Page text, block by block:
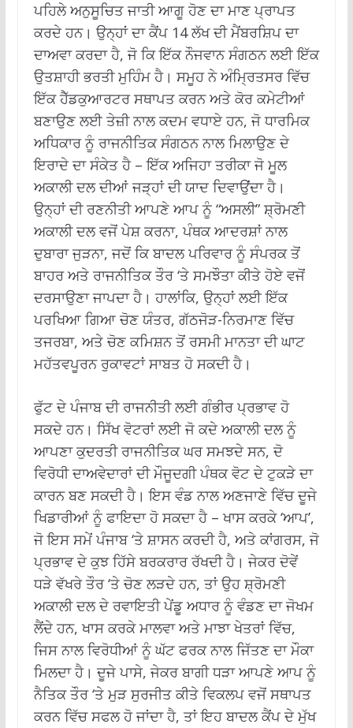
ਪਹਿਲੇ ਅਨੁਸੂਚਿਤ ਜਾਤੀ ਆਗੂ ਹੋਣ ਦਾ ਮਾਣ ਪ੍ਰਾਪਤ
ਕਰਦੇ ਹਨ। ਉਨ੍ਹਾਂ ਦਾ ਕੈਂਪ 14 ਲੱਖ ਦੀ ਮੈਂਬਰਸ਼ਿਪ ਦਾ
ਦਾਅਵਾ ਕਰਦਾ ਹੈ, ਜੋ ਕਿ ਇੱਕ ਨੌਜਵਾਨ ਸੰਗਠਨ ਲਈ ਇੱਕ
ਉਤਸ਼ਾਹੀ ਭਰਤੀ ਮੁਹਿੰਮ ਹੈ। ਸਮੂਹ ਨੇ ਅੰਮ੍ਰਿਤਸਰ ਵਿੱਚ
ਇੱਕ ਹੈੱਡਕੁਆਰਟਰ ਸਥਾਪਤ ਕਰਨ ਅਤੇ ਕੋਰ ਕਮੇਟੀਆਂ
ਬਣਾਉਣ ਲਈ ਤੇਜ਼ੀ ਨਾਲ ਕਦਮ ਵਧਾਏ ਹਨ, ਜੋ ਧਾਰਮਿਕ
ਅਧਿਕਾਰ ਨੂੰ ਰਾਜਨੀਤਿਕ ਸੰਗਠਨ ਨਾਲ ਮਿਲਾਉਣ ਦੇ
ਇਰਾਦੇ ਦਾ ਸੰਕੇਤ ਹੈ – ਇੱਕ ਅਜਿਹਾ ਤਰੀਕਾ ਜੋ ਮੂਲ
ਅਕਾਲੀ ਦਲ ਦੀਆਂ ਜੜ੍ਹਾਂ ਦੀ ਯਾਦ ਦਿਵਾਉਂਦਾ ਹੈ।
ਉਨ੍ਹਾਂ ਦੀ ਰਣਨੀਤੀ ਆਪਣੇ ਆਪ ਨੂੰ “ਅਸਲੀ” ਸ਼੍ਰੋਮਣੀ
ਅਕਾਲੀ ਦਲ ਵਜੋਂ ਪੇਸ਼ ਕਰਨਾ, ਪੰਥਕ ਆਦਰਸ਼ਾਂ ਨਾਲ
ਦੁਬਾਰਾ ਜੁੜਨਾ, ਜਦੋਂ ਕਿ ਬਾਦਲ ਪਰਿਵਾਰ ਨੂੰ ਸੰਪਰਕ ਤੋਂ
ਬਾਹਰ ਅਤੇ ਰਾਜਨੀਤਿਕ ਤੌਰ ‘ਤੇ ਸਮਝੌਤਾ ਕੀਤੇ ਹੋਏ ਵਜੋਂ
ਦਰਸਾਉਣਾ ਜਾਪਦਾ ਹੈ। ਹਾਲਾਂਕਿ, ਉਨ੍ਹਾਂ ਲਈ ਇੱਕ
ਪਰਖਿਆ ਗਿਆ ਚੋਣ ਯੰਤਰ, ਗੱਠਜੋੜ-ਨਿਰਮਾਣ ਵਿੱਚ
ਤਜਰਬਾ, ਅਤੇ ਚੋਣ ਕਮਿਸ਼ਨ ਤੋਂ ਰਸਮੀ ਮਾਨਤਾ ਦੀ ਘਾਟ
ਮਹੱਤਵਪੂਰਨ ਰੁਕਾਵਟਾਂ ਸਾਬਤ ਹੋ ਸਕਦੀ ਹੈ।
ਫੁੱਟ ਦੇ ਪੰਜਾਬ ਦੀ ਰਾਜਨੀਤੀ ਲਈ ਗੰਭੀਰ ਪ੍ਰਭਾਵ ਹੋ
ਸਕਦੇ ਹਨ। ਸਿੱਖ ਵੋਟਰਾਂ ਲਈ ਜੋ ਕਦੇ ਅਕਾਲੀ ਦਲ ਨੂੰ
ਆਪਣਾ ਕੁਦਰਤੀ ਰਾਜਨੀਤਿਕ ਘਰ ਸਮਝਦੇ ਸਨ, ਦੋ
ਵਿਰੋਧੀ ਦਾਅਵੇਦਾਰਾਂ ਦੀ ਮੌਜੂਦਗੀ ਪੰਥਕ ਵੋਟ ਦੇ ਟੁਕੜੇ ਦਾ
ਕਾਰਨ ਬਣ ਸਕਦੀ ਹੈ। ਇਸ ਵੰਡ ਨਾਲ ਅਣਜਾਣੇ ਵਿੱਚ ਦੂਜੇ
ਖਿਡਾਰੀਆਂ ਨੂੰ ਫਾਇਦਾ ਹੋ ਸਕਦਾ ਹੈ – ਖਾਸ ਕਰਕੇ ‘ਆਪ’,
ਜੋ ਇਸ ਸਮੇਂ ਪੰਜਾਬ ‘ਤੇ ਸ਼ਾਸਨ ਕਰਦੀ ਹੈ, ਅਤੇ ਕਾਂਗਰਸ, ਜੋ
ਪ੍ਰਭਾਵ ਦੇ ਕੁਝ ਹਿੱਸੇ ਬਰਕਰਾਰ ਰੱਖਦੀ ਹੈ। ਜੇਕਰ ਦੋਵੇਂ
ਧੜੇ ਵੱਖਰੇ ਤੌਰ ‘ਤੇ ਚੋਣ ਲੜਦੇ ਹਨ, ਤਾਂ ਉਹ ਸ਼੍ਰੋਮਣੀ
ਅਕਾਲੀ ਦਲ ਦੇ ਰਵਾਇਤੀ ਪੇਂਡੂ ਅਧਾਰ ਨੂੰ ਵੰਡਣ ਦਾ ਜੋਖਮ
ਲੈਂਦੇ ਹਨ, ਖਾਸ ਕਰਕੇ ਮਾਲਵਾ ਅਤੇ ਮਾਝਾ ਖੇਤਰਾਂ ਵਿੱਚ,
ਜਿਸ ਨਾਲ ਵਿਰੋਧੀਆਂ ਨੂੰ ਘੱਟ ਫਰਕ ਨਾਲ ਜਿੱਤਣ ਦਾ ਮੌਕਾ
ਮਿਲਦਾ ਹੈ। ਦੂਜੇ ਪਾਸੇ, ਜੇਕਰ ਬਾਗੀ ਧੜਾ ਆਪਣੇ ਆਪ ਨੂੰ
ਨੈਤਿਕ ਤੌਰ ‘ਤੇ ਮੁੜ ਸੁਰਜੀਤ ਕੀਤੇ ਵਿਕਲਪ ਵਜੋਂ ਸਥਾਪਤ
ਕਰਨ ਵਿੱਚ ਸਫਲ ਹੋ ਜਾਂਦਾ ਹੈ, ਤਾਂ ਇਹ ਬਾਦਲ ਕੈਂਪ ਦੇ ਮੁੱਖ